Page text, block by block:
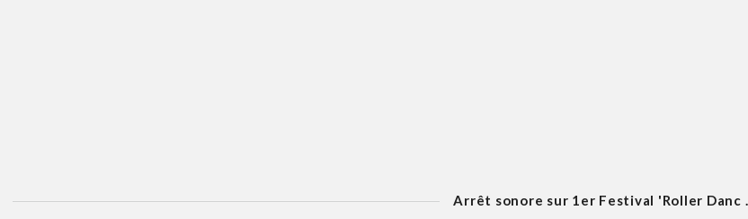
Arrêt sonore sur 1er Festival 'Roller Danc ...